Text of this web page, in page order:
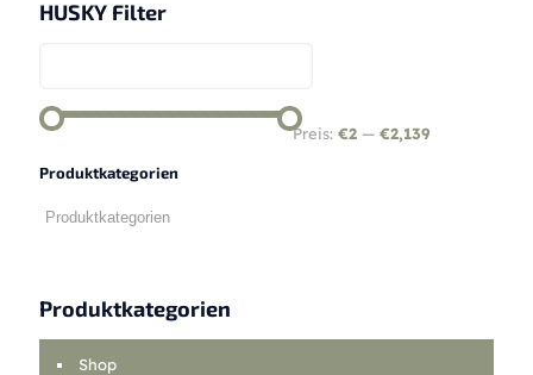
HUSKY Filter
Preis: €2 — €2,139
Produktkategorien
Produktkategorien
Shop